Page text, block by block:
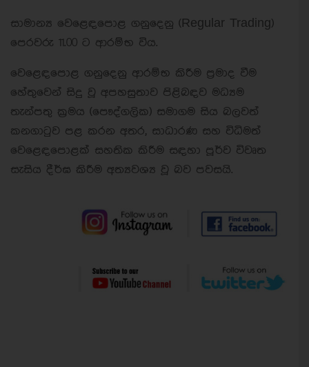
සාමාන්‍ය වෙළෙඳපොළ ගනුදෙනු (Regular Trading)
පෙරවරු 11.00 ට ආරම්භ විය.
වෙළෙඳපොළ ගනුදෙනු ආරම්භ කිරීම ප්‍රමාද වීම
හේතුවෙන් සිදු වූ අපහසුතාව පිළිබඳව මධ්‍යම
තැන්පතු ක්‍රමය (පෞද්ගලික) සමාගම සිය බලවත්
කනගාටුව පළ කරන අතර, සාධාරණ සහ විධිමත්
වෙළෙඳපොළක් සහතික කිරීම සඳහා පූර්ව විවෘත
සැසිය දීර්ඝ කිරීම අත්‍යවශ්‍ය වූ බව පවසයි.